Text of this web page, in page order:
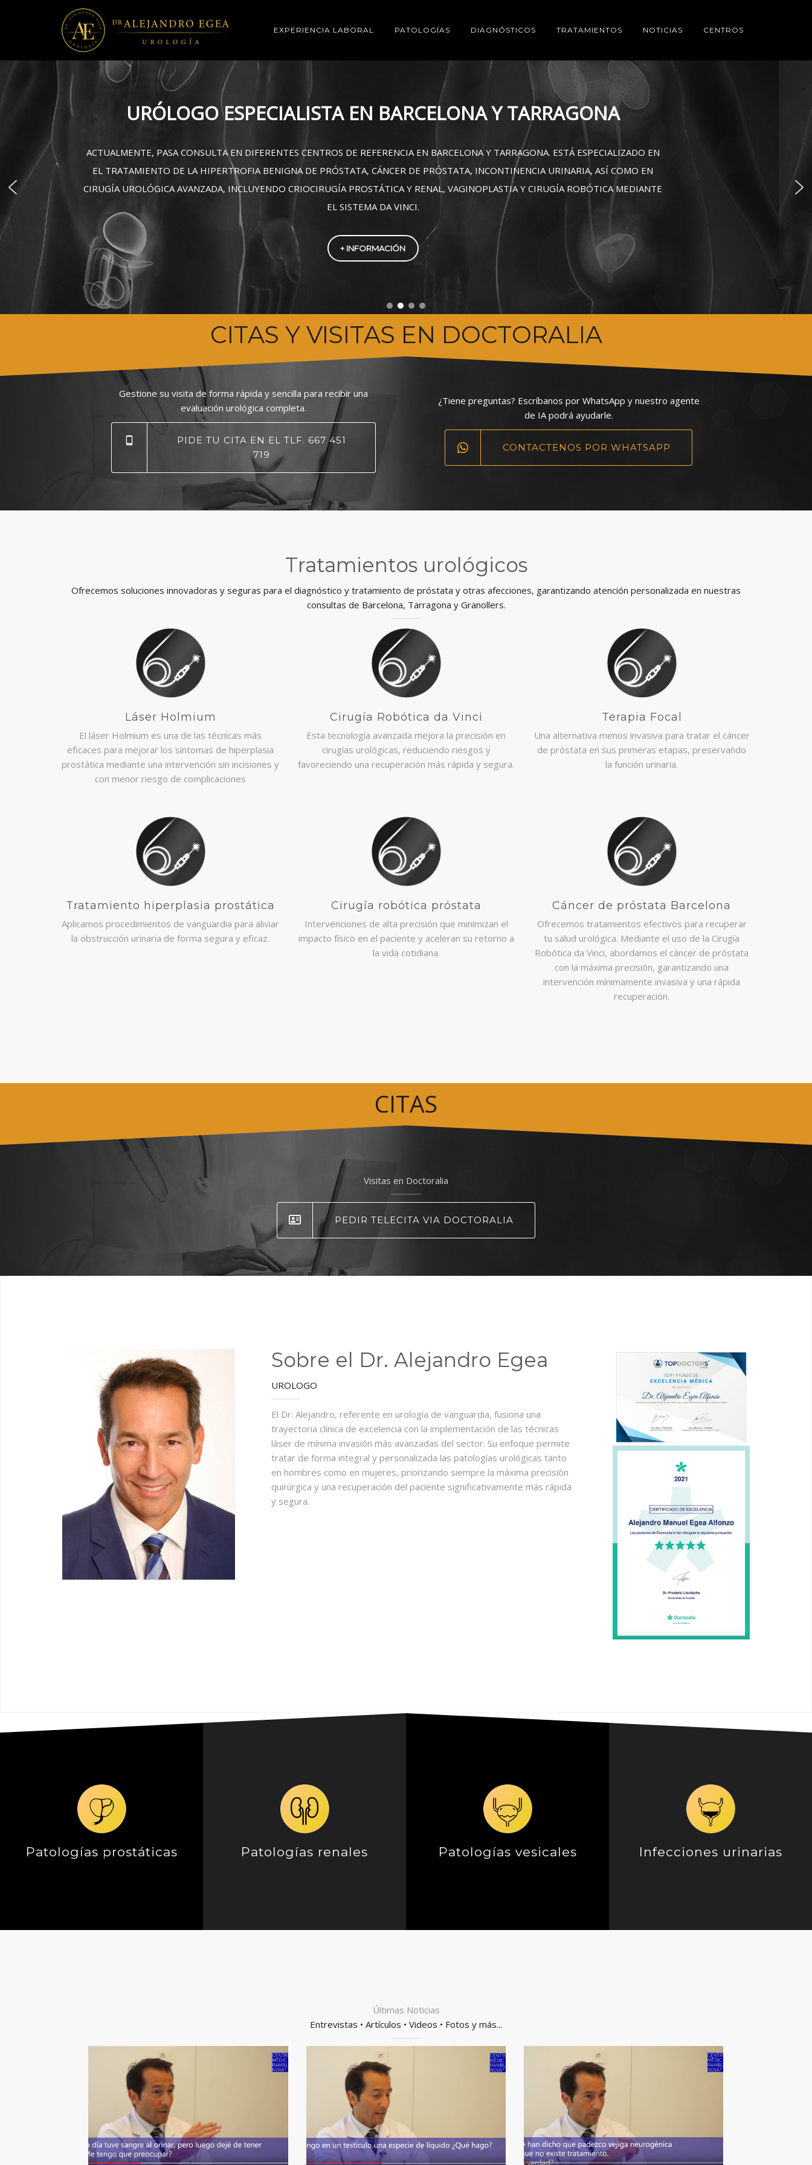
EXPERIENCIA LABORAL PATOLOGÍAS DIAGNÓSTICOS TRATAMIENTOS NOTICIAS CENTROS
ECOGRAFÍA RENO-VESICO-PROSTÁTICO • FLUJOMETRÍA CISTOSCOPIA • BIOPSIA Y CONTROL DE PRÓSTATA.
+ INFORMACIÓN
CITAS Y VISITAS EN DOCTORALIA
Gestione su visita de forma rápida y sencilla para recibir una
evaluación urológica completa.
PIDE TU CITA EN EL TLF. 667 451
719
¿Tiene preguntas? Escríbanos por WhatsApp y nuestro agente
de IA podrá ayudarle.
CONTACTENOS POR WHATSAPP
Tratamientos urológicos
Ofrecemos soluciones innovadoras y seguras para el diagnóstico y tratamiento de próstata y otras afecciones, garantizando atención personalizada en nuestras
consultas de Barcelona, Tarragona y Granollers.
Láser Holmium
El láser Holmium es una de las técnicas más
eficaces para mejorar los síntomas de hiperplasia
prostática mediante una intervención sin incisiones y
con menor riesgo de complicaciones
Cirugía Robótica da Vinci
Esta tecnología avanzada mejora la precisión en
cirugías urológicas, reduciendo riesgos y
favoreciendo una recuperación más rápida y segura.
Terapia Focal
Una alternativa menos invasiva para tratar el cáncer
de próstata en sus primeras etapas, preservando
la función urinaria.
Tratamiento hiperplasia prostática
Aplicamos procedimientos de vanguardia para aliviar
la obstrucción urinaria de forma segura y eficaz.
Cirugía robótica próstata
Intervenciones de alta precisión que minimizan el
impacto físico en el paciente y aceleran su retorno a
la vida cotidiana.
Cáncer de próstata Barcelona
Ofrecemos tratamientos efectivos para recuperar
tu salud urológica. Mediante el uso de la Cirugía
Robótica da Vinci, abordamos el cáncer de próstata
con la máxima precisión, garantizando una
intervención mínimamente invasiva y una rápida
recuperación.
CITAS
Visitas en Doctoralia
PEDIR TELECITA VIA DOCTORALIA
Sobre el Dr. Alejandro Egea
UROLOGO
El Dr. Alejandro, referente en urología de vanguardia, fusiona una
trayectoria clínica de excelencia con la implementación de las técnicas
láser de mínima invasión más avanzadas del sector. Su enfoque permite
tratar de forma integral y personalizada las patologías urológicas tanto
en hombres como en mujeres, priorizando siempre la máxima precisión
quirúrgica y una recuperación del paciente significativamente más rápida
y segura.
Patologías prostáticas Patologías renales Patologías vesicales Infecciones urinarias
Últimas Noticias
Entrevistas • Artículos • Videos • Fotos y más...